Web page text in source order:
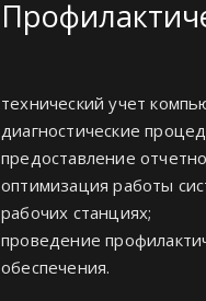
технический учет
диагностические
предоставление
оптимизация работы
рабочих станциях;
проведение
обеспечения.